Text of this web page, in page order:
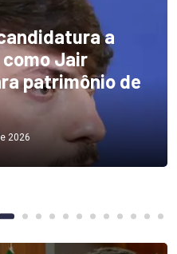
a
Jair
patrimônio de
2026